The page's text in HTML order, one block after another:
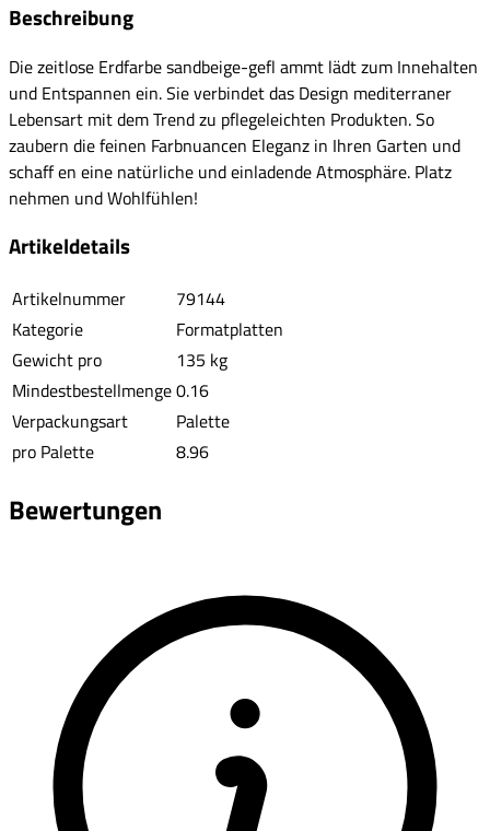
Beschreibung
Die zeitlose Erdfarbe sandbeige-gefl ammt lädt zum Innehalten
und Entspannen ein. Sie verbindet das Design mediterraner
Lebensart mit dem Trend zu pflegeleichten Produkten. So
zaubern die feinen Farbnuancen Eleganz in Ihren Garten und
schaff en eine natürliche und einladende Atmosphäre. Platz
nehmen und Wohlfühlen!
Artikeldetails
Artikelnummer
79144
Kategorie
Formatplatten
Gewicht pro
135 kg
Mindestbestellmenge0.16
Verpackungsart
Palette
pro Palette
8.96
Bewertungen